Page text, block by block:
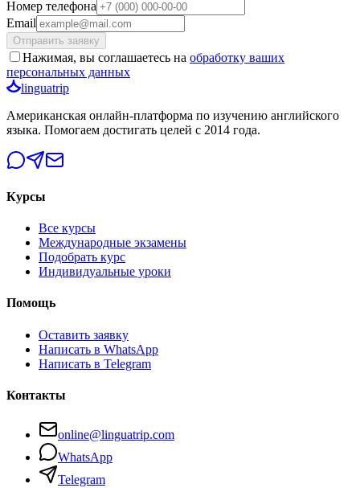
Номер телефона
Email
Отправить заявку
Нажимая, вы соглашаетесь на обработку ваших
персональных данных
linguatrip
Американская онлайн-платформа по изучению английского
языка. Помогаем достигать целей с 2014 года.
Курсы
Все курсы
Международные экзамены
Подобрать курс
Индивидуальные уроки
Помощь
Оставить заявку
Написать в WhatsApp
Написать в Telegram
Контакты
online@linguatrip.com
WhatsApp
Telegram